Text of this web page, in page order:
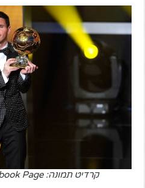
קרדיט תמונה: FIFA Football Awards Facebook Page